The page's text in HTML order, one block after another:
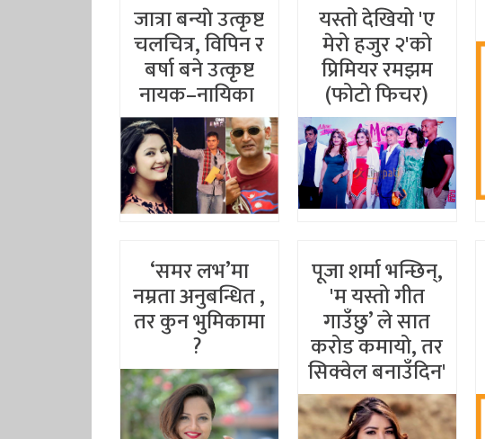
जात्रा बन्याे उत्कृष्ट
चलचित्र, विपिन र
बर्षा बने उत्कृष्ट
नायक–नायिका
यस्तो देखियो 'ए
मेरो हजुर २'को
प्रिमियर रमझम
(फोटो फिचर)
‘समर लभ’मा
नम्रता अनुबन्धित ,
तर कुन भुमिकामा
?
पूजा शर्मा भन्छिन्,
'म यस्तो गीत
गाउँछु’ ले सात
करोड कमायो, तर
सिक्वेल बनाउँदिन'